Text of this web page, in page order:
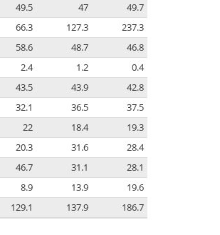
49.5 47
49.7
66.3 127.3
237.3
58.6 48.7
46.8
2.4 1.2
0.4
43.5 43.9
42.8
32.1 36.5
37.5
22 18.4
19.3
20.3 31.6
28.4
46.7 31.1
28.1
8.9 13.9
19.6
129.1 137.9 186.7